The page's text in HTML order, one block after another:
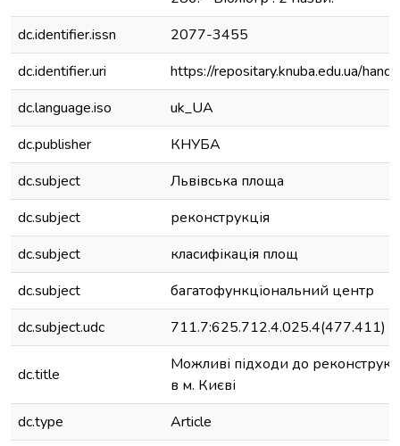
dc.identifier.issn
2077-3455
dc.identifier.uri
https://repositary.knuba.edu.ua/
dc.language.iso
uk_UA
dc.publisher
КНУБА
dc.subject
Львівська площа
dc.subject
реконструкція
dc.subject
класифікація площ
dc.subject
багатофункціональний центр
dc.subject.udc
711.7:625.712.4.025.4(477.411)
dc.title
Можливі підходи до
в м. Києві
dc.type
Article